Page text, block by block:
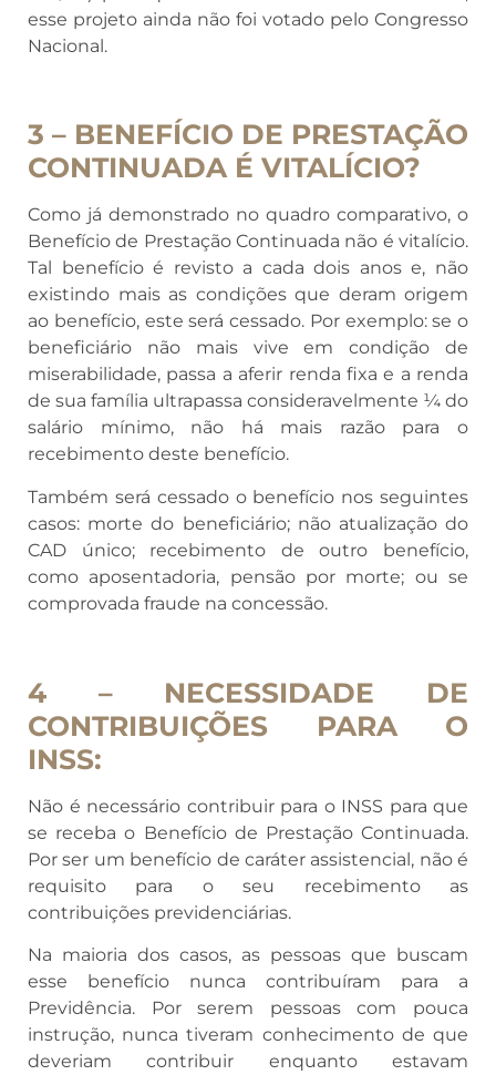
esse projeto ainda não foi votado pelo Congresso
Nacional.
3 – BENEFÍCIO DE PRESTAÇÃO
CONTINUADA É VITALÍCIO?
Como já demonstrado no quadro comparativo, o
Benefício de Prestação Continuada não é vitalício.
Tal benefício é revisto a cada dois anos e, não
existindo mais as condições que deram origem
ao benefício, este será cessado. Por exemplo: se o
beneficiário não mais vive em condição de
miserabilidade, passa a aferir renda fixa e a renda
de sua família ultrapassa consideravelmente ¼ do
salário mínimo, não há mais razão para o
recebimento deste benefício.
Também será cessado o benefício nos seguintes
casos: morte do beneficiário; não atualização do
CAD único; recebimento de outro benefício,
como aposentadoria, pensão por morte; ou se
comprovada fraude na concessão.
4 – NECESSIDADE DE
CONTRIBUIÇÕES PARA O
INSS:
Não é necessário contribuir para o INSS para que
se receba o Benefício de Prestação Continuada.
Por ser um benefício de caráter assistencial, não é
requisito para o seu recebimento as
contribuições previdenciárias.
Na maioria dos casos, as pessoas que buscam
esse benefício nunca contribuíram para a
Previdência. Por serem pessoas com pouca
instrução, nunca tiveram conhecimento de que
deveriam contribuir enquanto estavam